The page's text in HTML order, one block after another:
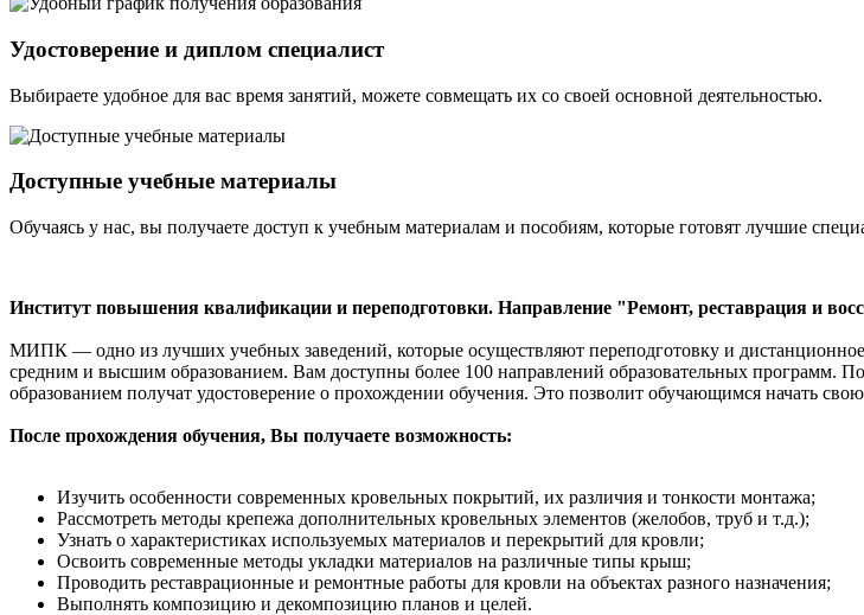
Удостоверение и диплом специалист
Выбираете удобное для вас время занятий, можете совмещать их со своей основной деятельностью.
Доступные учебные материалы
Обучаясь у нас, вы получаете доступ к учебным материалам и пособиям, которые готовят лучшие
Институт повышения квалификации и переподготовки. Направление "Ремонт, реставрация и
МИПК — одно из лучших учебных заведений, которые осуществляют переподготовку и
средним и высшим образованием. Вам доступны более 100 направлений образовательных программ.
образованием получат удостоверение о прохождении обучения. Это позволит обучающимся начать
После прохождения обучения, Вы получаете возможность:
Изучить особенности современных кровельных покрытий, их различия и тонкости монтажа;
Рассмотреть методы крепежа дополнительных кровельных элементов (желобов, труб и т.д.);
Узнать о характеристиках используемых материалов и перекрытий для кровли;
Освоить современные методы укладки материалов на различные типы крыш;
Проводить реставрационные и ремонтные работы для кровли на объектах разного назначения;
Выполнять композицию и декомпозицию планов и целей.